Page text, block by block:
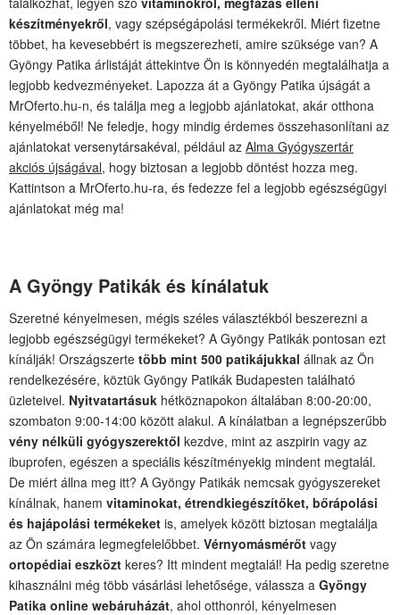
készítményekről, vagy szépségápolási termékekről. Miért fizetne
többet, ha kevesebbért is megszerezheti, amire szüksége van? A
Gyöngy Patika árlistáját áttekintve Ön is könnyedén megtalálhatja a
legjobb kedvezményeket. Lapozza át a Gyöngy Patika újságát a
MrOferto.hu-n, és találja meg a legjobb ajánlatokat, akár otthona
kényelméből! Ne feledje, hogy mindig érdemes összehasonlítani az
ajánlatokat versenytársakéval, például az Alma Gyógyszertár
akciós újságával, hogy biztosan a legjobb döntést hozza meg.
Kattintson a MrOferto.hu-ra, és fedezze fel a legjobb egészségügyi
ajánlatokat még ma!
A Gyöngy Patikák és kínálatuk
Szeretné kényelmesen, mégis széles választékból beszerezni a
legjobb egészségügyi termékeket? A Gyöngy Patikák pontosan ezt
kínálják! Országszerte több mint 500 patikájukkal állnak az Ön
rendelkezésére, köztük Gyöngy Patikák Budapesten található
üzleteivel. Nyitvatartásuk hétköznapokon általában 8:00-20:00,
szombaton 9:00-14:00 között alakul. A kínálatban a legnépszerűbb
vény nélküli gyógyszerektől kezdve, mint az aszpirin vagy az
ibuprofen, egészen a speciális készítményekig mindent megtalál.
De miért állna meg itt? A Gyöngy Patikák nemcsak gyógyszereket
kínálnak, hanem vitaminokat, étrendkiegészítőket, bőrápolási
és hajápolási termékeket is, amelyek között biztosan megtalálja
az Ön számára legmegfelelőbbet. Vérnyomásmérőt vagy
ortopédiai eszközt keres? Itt mindent megtalál! Ha pedig szeretne
kihasználni még több vásárlási lehetősége, válassza a Gyöngy
Patika online webáruházát, ahol otthonról, kényelmesen